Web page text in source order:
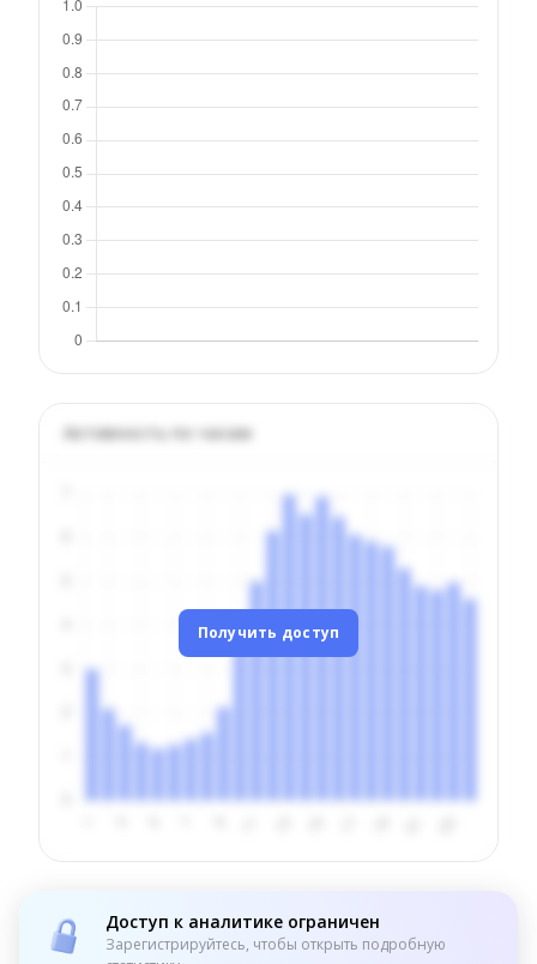
Активность по часам
Получить доступ
Доступ к аналитике ограничен
Зарегистрируйтесь, чтобы открыть подробную